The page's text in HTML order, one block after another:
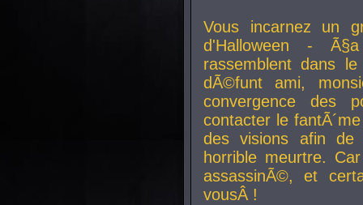
Vous incarnez un
d'Halloween -
rassemblent dans
dÃ©funt ami,
convergence des
contacter le
des visions afin
horrible meurtre.
assassinÃ©, et
vousÂ !